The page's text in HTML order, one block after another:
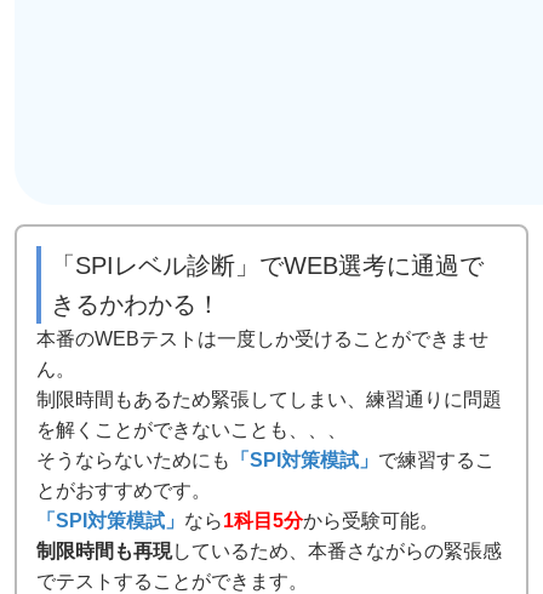
「SPIレベル診断」でWEB選考に通過で
きるかわかる！
本番のWEBテストは一度しか受けることができませ
ん。
制限時間もあるため緊張してしまい、練習通りに問題
を解くことができないことも、、、
そうならないためにも
「SPI対策模試」 で練習するこ
とがおすすめです。
「SPI対策模試」 なら1科目5分から受験可能。
制限時間も再現しているため、本番さながらの緊張感
でテストすることができます。